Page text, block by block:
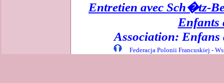
Entretien avec Sch�tz-
Enfants
Association: Enfans
Federacja Polonii Francuskiej -